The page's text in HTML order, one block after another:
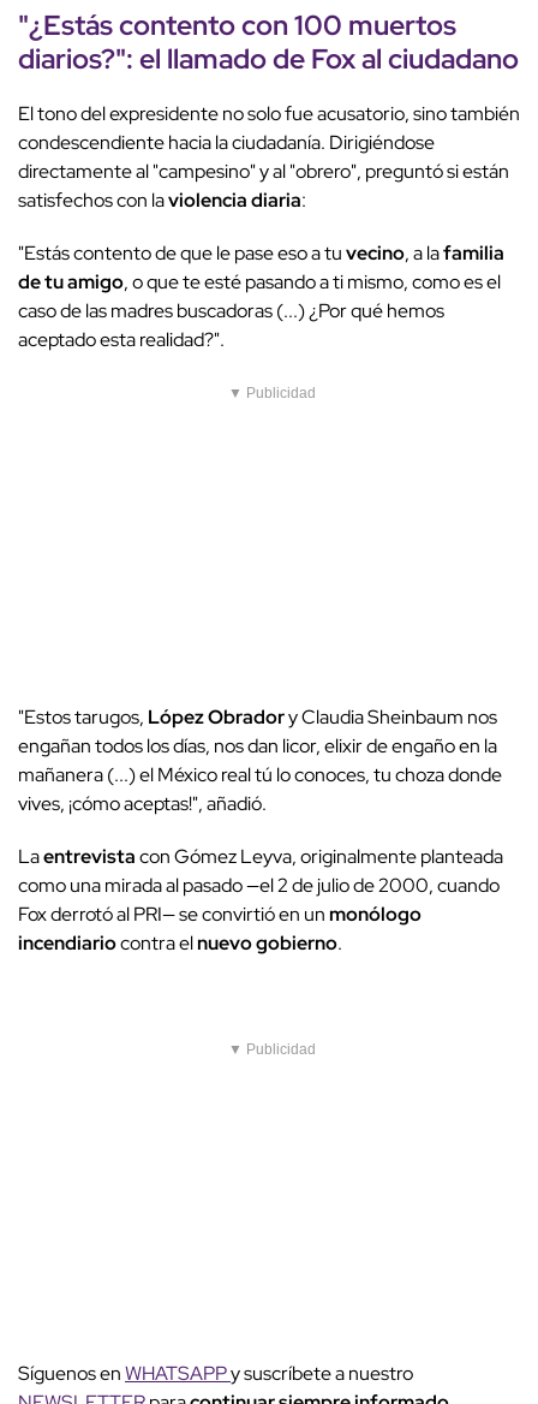
"¿Estás contento con100 muertos
diarios?": el llamado de Fox al ciudadano
El tono del expresidente no solo fue acusatorio, sino también
condescendiente hacia la ciudadanía. Dirigiéndose
directamente al "campesino" y al "obrero", preguntó si están
satisfechos con laviolencia diaria:
"Estás contento de que le pase eso a tuvecino, a lafamilia
de tu amigo, o que te esté pasando a ti mismo, como es el
caso de las madres buscadoras (...) ¿Por qué hemos
aceptado esta realidad?".
▼ Publicidad
"Estos tarugos, López Obradory Claudia Sheinbaum nos
engañan todos los días, nos dan licor, elixir de engaño en la
mañanera (...) el México real tú lo conoces, tu choza donde
vives, ¡cómo aceptas!", añadió.
Laentrevistacon Gómez Leyva, originalmente planteada
como una mirada al pasado —el 2 de julio de 2000, cuando
Fox derrotó al PRI— se convirtió en unmonólogo
incendiariocontra elnuevo gobierno.
▼ Publicidad
Síguenos enWHATSAPPy suscríbete a nuestro